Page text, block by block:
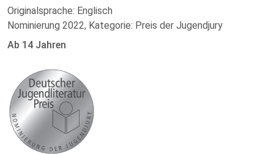
Originalsprache: Englisch
Nominierung 2022, Kategorie: Preis der Jugendjury
Ab 14 Jahren